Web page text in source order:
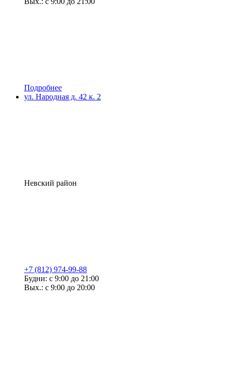
Подробнее
ул. Народная д. 42 к. 2
Невский район
+7 (812) 974-99-88
Будни: с 9:00 до 21:00
Вых.: с 9:00 до 20:00